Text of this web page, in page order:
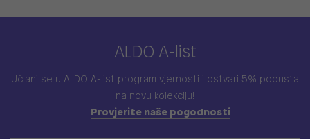
ALDO A-list
Učlani se u ALDO A-list program vjernosti i ostvari 5% popusta
na novu kolekciju!
Provjerite naše pogodnosti